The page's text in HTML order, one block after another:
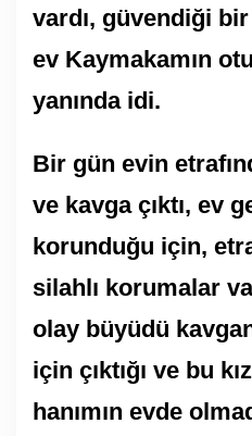
vardı, güvendiği bir
ev Kaymakamın
yanında idi.
Bir gün evin
ve kavga çıktı, ev
korunduğu için,
silahlı korumalar
olay büyüdü
için çıktığı ve bu
hanımın evde